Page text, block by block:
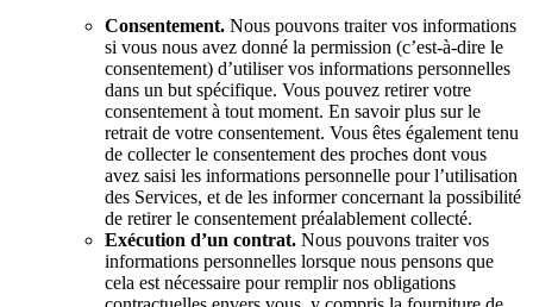
Consentement. Nous pouvons traiter vos informations
si vous nous avez donné la permission (c’est-à-dire le
consentement) d’utiliser vos informations personnelles
dans un but spécifique. Vous pouvez retirer votre
consentement à tout moment. En savoir plus sur le
retrait de votre consentement. Vous êtes également tenu
de collecter le consentement des proches dont vous
avez saisi les informations personnelle pour l’utilisation
des Services, et de les informer concernant la possibilité
de retirer le consentement préalablement collecté.
Exécution d’un contrat. Nous pouvons traiter vos
informations personnelles lorsque nous pensons que
cela est nécessaire pour remplir nos obligations